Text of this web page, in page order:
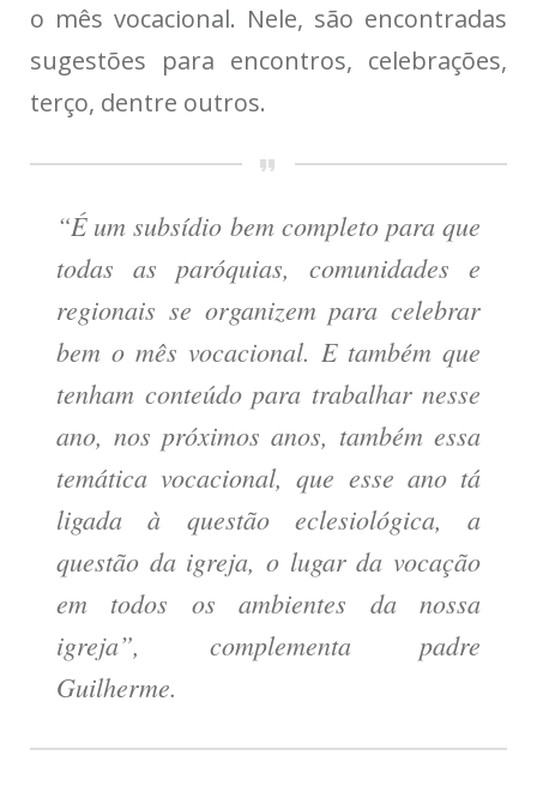
o mês vocacional. Nele, são encontradas
sugestões para encontros, celebrações,
terço, dentre outros.
“É um subsídio bem completo para que
todas as paróquias, comunidades e
regionais se organizem para celebrar
bem o mês vocacional. E também que
tenham conteúdo para trabalhar nesse
ano, nos próximos anos, também essa
temática vocacional, que esse ano tá
ligada à questão eclesiológica, a
questão da igreja, o lugar da vocação
em todos os ambientes da nossa
igreja”, complementa padre
Guilherme.